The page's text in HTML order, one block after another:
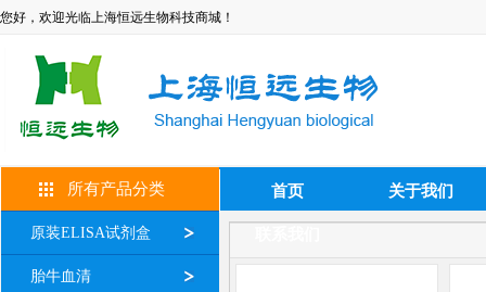
您好，欢迎光临上海恒远生物科技商城！
所有产品分类
原装ELISA试剂盒
胎牛血清
首页 关于我们